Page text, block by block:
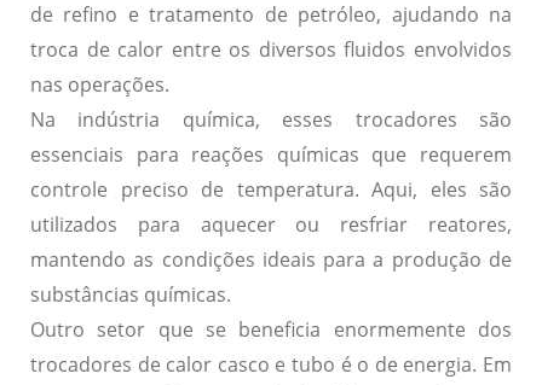
de refino e tratamento de petróleo, ajudando na
troca de calor entre os diversos fluidos envolvidos
nas operações.
Na indústria química, esses trocadores são
essenciais para reações químicas que requerem
controle preciso de temperatura. Aqui, eles são
utilizados para aquecer ou resfriar reatores,
mantendo as condições ideais para a produção de
substâncias químicas.
Outro setor que se beneficia enormemente dos
trocadores de calor casco e tubo é o de energia. Em